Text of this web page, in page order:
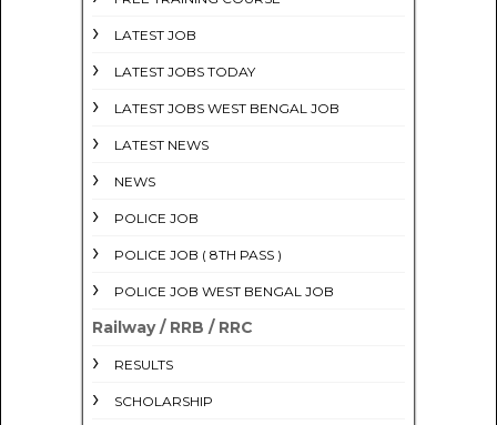
LATEST JOB
LATEST JOBS TODAY
LATEST JOBS WEST BENGAL JOB
LATEST NEWS
NEWS
POLICE JOB
POLICE JOB ( 8TH PASS )
POLICE JOB WEST BENGAL JOB
Railway / RRB / RRC
RESULTS
SCHOLARSHIP